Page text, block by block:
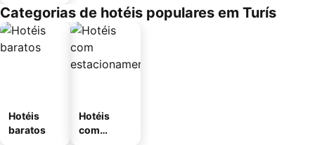
Categorias de hotéis populares em Turís
Hotéis
baratos
Hotéis
com